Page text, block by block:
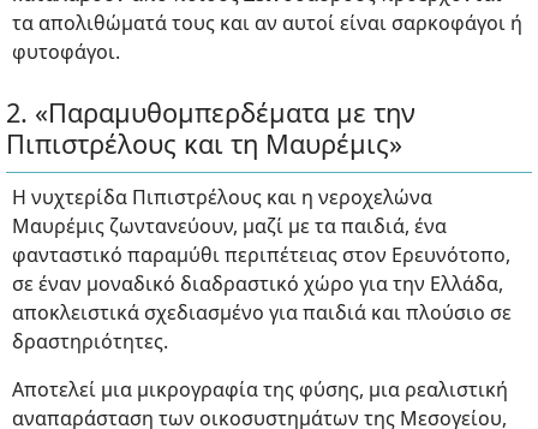
τα απολιθώματά τους και αν αυτοί είναι σαρκοφάγοι ή
φυτοφάγοι.
2. «Παραμυθομπερδέματα με την
Πιπιστρέλους και τη Μαυρέμις»
H νυχτερίδα Πιπιστρέλους και η νεροχελώνα
Μαυρέμις ζωντανεύουν, μαζί με τα παιδιά, ένα
φανταστικό παραμύθι περιπέτειας στον Ερευνότοπο,
σε έναν μοναδικό διαδραστικό χώρο για την Ελλάδα,
αποκλειστικά σχεδιασμένο για παιδιά και πλούσιο σε
δραστηριότητες.
Αποτελεί μια μικρογραφία της φύσης, μια ρεαλιστική
αναπαράσταση των οικοσυστημάτων της Μεσογείου,